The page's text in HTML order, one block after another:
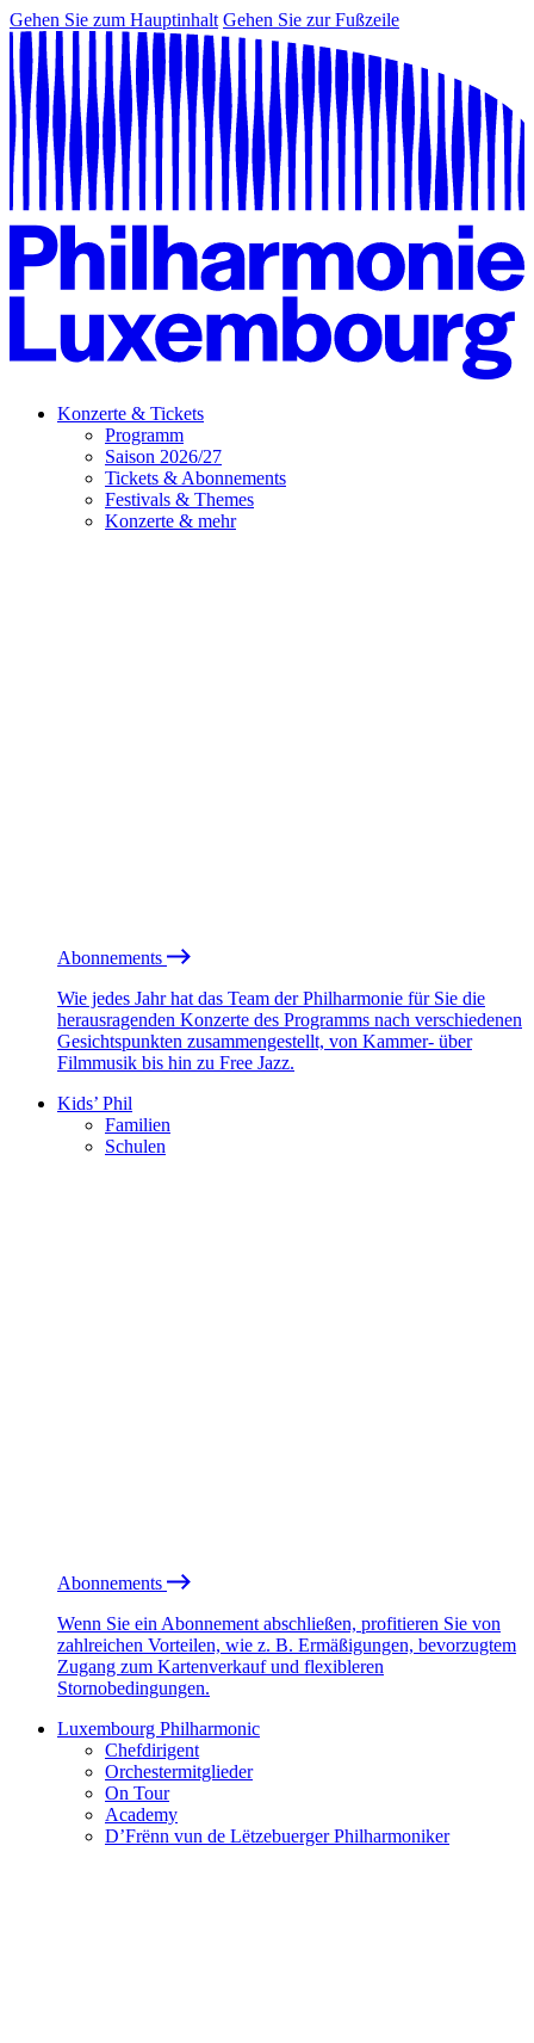
Gehen Sie zum Hauptinhalt Gehen Sie zur Fußzeile
Konzerte & Tickets
Programm
Saison 2026/27
Tickets & Abonnements
Festivals & Themes
Konzerte & mehr
Abonnements
Wie jedes Jahr hat das Team der Philharmonie für Sie die
herausragenden Konzerte des Programms nach verschiedenen
Gesichtspunkten zusammengestellt, von Kammer- über
Filmmusik bis hin zu Free Jazz.
Kids’ Phil
Familien
Schulen
Abonnements
Wenn Sie ein Abonnement abschließen, profitieren Sie von
zahlreichen Vorteilen, wie z. B. Ermäßigungen, bevorzugtem
Zugang zum Kartenverkauf und flexibleren
Stornobedingungen.
Luxembourg Philharmonic
Chefdirigent
Orchestermitglieder
On Tour
Academy
D’Frënn vun de Lëtzebuerger Philharmoniker